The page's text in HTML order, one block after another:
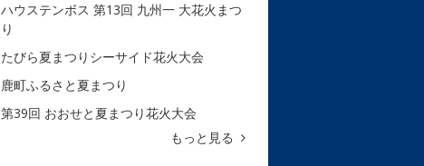
ハウステンボス 第13回 九州一 大花火まつ
り
たびら夏まつりシーサイド花火大会
鹿町ふるさと夏まつり
第39回 おおせと夏まつり花火大会
もっと見る